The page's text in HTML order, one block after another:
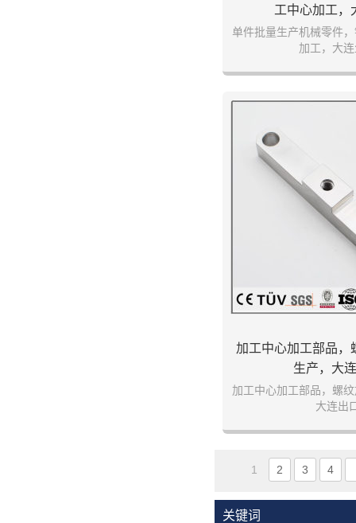
工中心加工，
单件批量生产机械零件
加工，大
加工中心加工部品，
生产，大
加工中心加工部品，螺
大连出
1 2 3 4
关键词